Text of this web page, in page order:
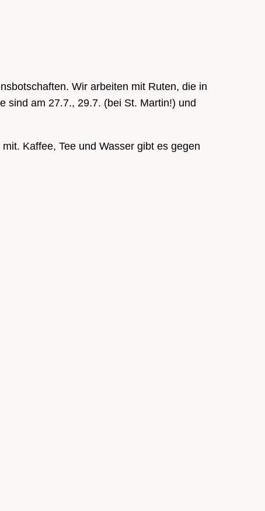
Wir arbeiten mit Ruten, die in
sind am 27.7., 29.7. (bei St. Martin!) und
Kaffee, Tee und Wasser gibt es gegen